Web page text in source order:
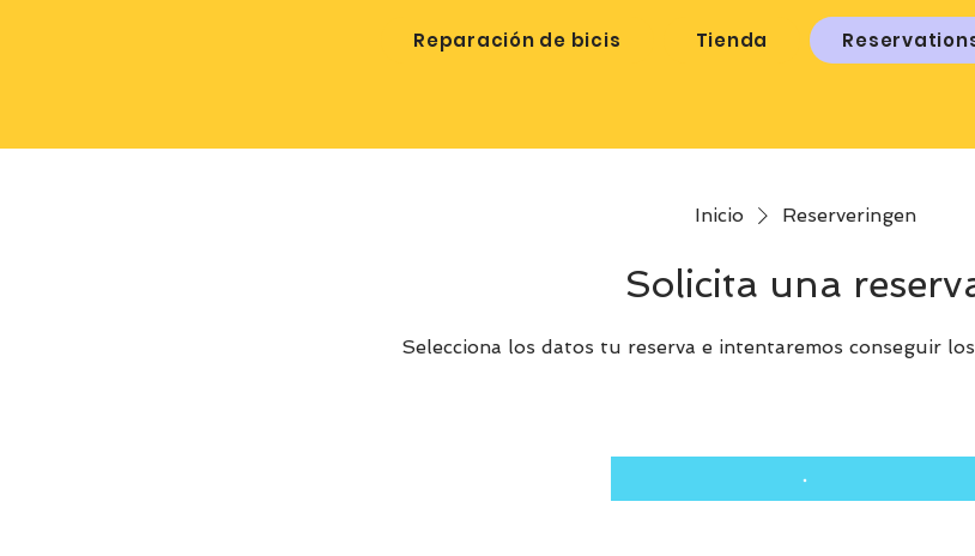
Reparación de bicis Tienda
Inicio Reserveringen
Solicita una
Selecciona los datos tu reserva e intentaremos conseguir